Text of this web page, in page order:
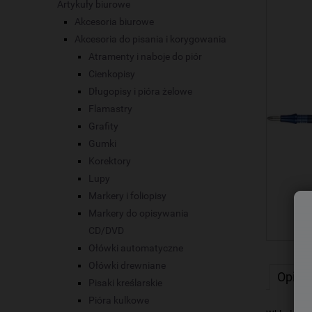
Artykuły biurowe
Akcesoria biurowe
Akcesoria do pisania i korygowania
Atramenty i naboje do piór
Cienkopisy
Długopisy i pióra żelowe
Flamastry
Grafity
Gumki
Korektory
Lupy
Markery i foliopisy
Markery do opisywania
CD/DVD
Ołówki automatyczne
Ołówki drewniane
Pisaki kreślarskie
Pióra kulkowe
Opis